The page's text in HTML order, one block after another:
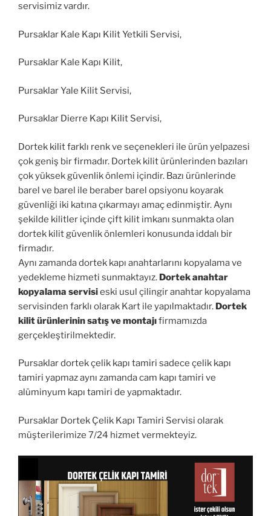
servisimiz vardır.
Pursaklar Kale Kapı Kilit Yetkili Servisi,
Pursaklar Kale Kapı Kilit,
Pursaklar Yale Kilit Servisi,
Pursaklar Dierre Kapı Kilit Servisi,
Dortek kilit farklı renk ve seçenekleri ile ürün yelpazesi
çok geniş bir firmadır. Dortek kilit ürünlerinden bazıları
çok yüksek güvenlik önlemi içindir. Bazı ürünlerinde
barel ve barel ile beraber barel opsiyonu koyarak
güvenliği iki katına çıkarmayı amaç edinmiştir. Aynı
şekilde kilitler içinde çift kilit imkanı sunmakta olan
dortek kilit güvenlik önlemleri konusunda iddalı bir
firmadır.
Aynı zamanda dortek kapı anahtarlarını kopyalama ve
yedekleme hizmeti sunmaktayız. Dortek anahtar
kopyalama servisieski usul çilingir anahtar kopyalama
servisinden farklı olarak Kart ile yapılmaktadır. Dortek
kilit ürünlerinin satış ve montajıfirmamızda
gerçekleştirilmektedir.
Pursaklar dortek çelik kapı tamiri sadece çelik kapı
tamiri yapmaz aynı zamanda cam kapı tamiri ve
alüminyum kapı tamiri de yapmaktadır.
Pursaklar Dortek Çelik Kapı Tamiri Servisi olarak
müşterilerimize 7/24 hizmet vermekteyiz.